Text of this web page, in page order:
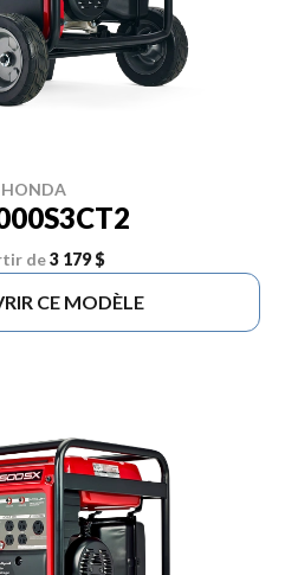
HONDA
de3 179 $
CE MODÈLE